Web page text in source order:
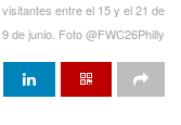
entre el 15 y el 21 de
de junio. Foto @FWC26Philly